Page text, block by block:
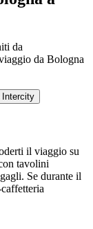
da
da Bologna
Intercity
il viaggio su
tavolini
Se durante il